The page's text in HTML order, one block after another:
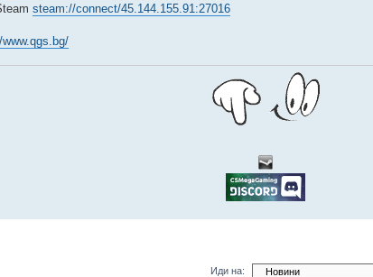
steam://connect/45.144.155.91:27016
Иди на: